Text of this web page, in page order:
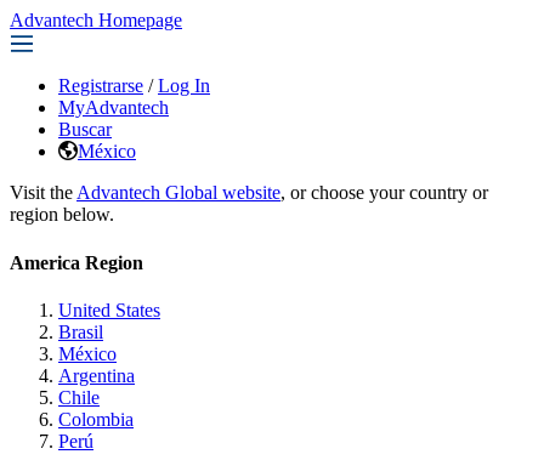
Advantech Homepage
Registrarse / Log In
MyAdvantech
Buscar
México
Visit the Advantech Global website, or choose your country or
region below.
America Region
United States
Brasil
México
Argentina
Chile
Colombia
Perú